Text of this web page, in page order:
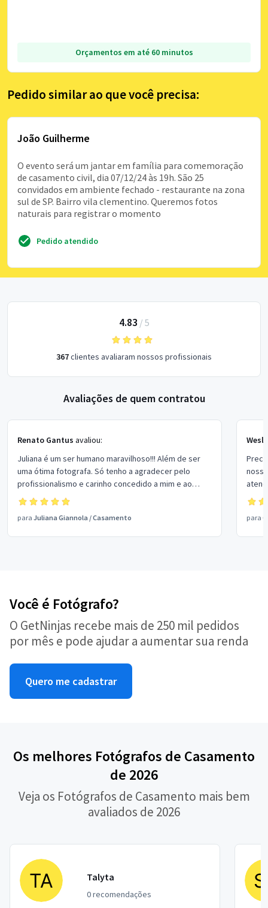
Orçamentos em até 60 minutos
Pedido similar ao que você precisa:
João Guilherme
O evento será um jantar em família para comemoração
de casamento civil, dia 07/12/24 às 19h. São 25
convidados em ambiente fechado - restaurante na zona
sul de SP. Bairro vila clementino. Queremos fotos
naturais para registrar o momento
Pedido atendido
4.83 / 5
367clientes avaliaram nossos profissionais
Avaliações de quem contratou
Renato Gantus avaliou:
Juliana é um ser humano maravilhoso!!! Além de ser
uma ótima fotografa. Só tenho a agradecer pelo
profissionalismo e carinho concedido a mim e ao
trabalho que contrarei.
para Juliana Giannola /Casamento
para
para
Você é Fotógrafo?
O GetNinjas recebe mais de 250 mil pedidos
por mês e pode ajudar a aumentar sua renda
Quero me cadastrar
Os melhores Fotógrafos de Casamento
de 2026
Veja os Fotógrafos de Casamento mais bem
avaliados de 2026
Talyta
0 recomendações